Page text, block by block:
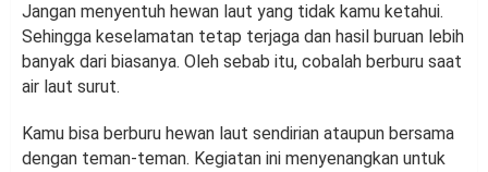
Jangan menyentuh hewan laut yang tidak kamu ketahui.
Sehingga keselamatan tetap terjaga dan hasil buruan lebih
banyak dari biasanya. Oleh sebab itu, cobalah berburu saat
air laut surut.
Kamu bisa berburu hewan laut sendirian ataupun bersama
dengan teman-teman. Kegiatan ini menyenangkan untuk